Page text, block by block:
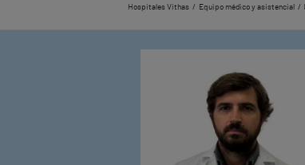
Hospitales Vithas Equipo médico y asistencial